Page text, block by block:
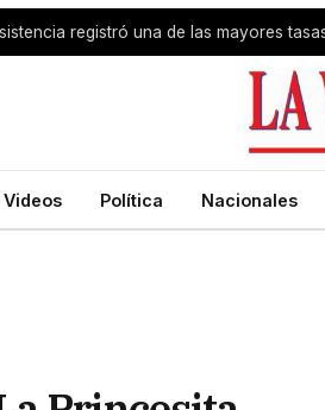
Videos Política Nacionales